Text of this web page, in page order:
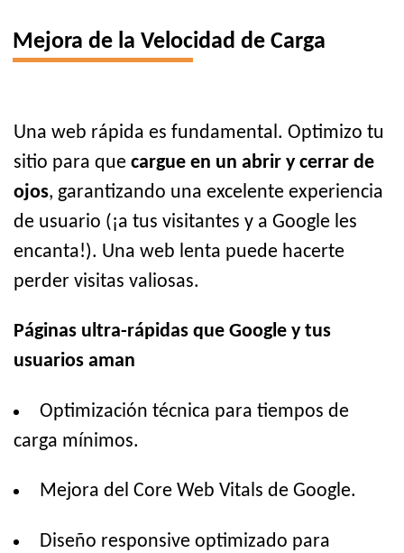
Mejora de la Velocidad de Carga
Una web rápida es fundamental. Optimizo tu
sitio para que cargue en un abrir y cerrar de
ojos, garantizando una excelente experiencia
de usuario (¡a tus visitantes y a Google les
encanta!). Una web lenta puede hacerte
perder visitas valiosas.
Páginas ultra-rápidas que Google y tus
usuarios aman
Optimización técnica para tiempos de
carga mínimos.
Mejora del Core Web Vitals de Google.
Diseño responsive optimizado para